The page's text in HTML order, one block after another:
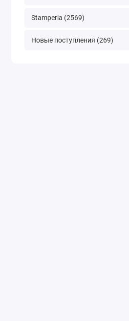
Stamperia (2569)
Новые поступления (269)